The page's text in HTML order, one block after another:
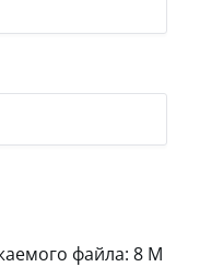
файла: 8 М